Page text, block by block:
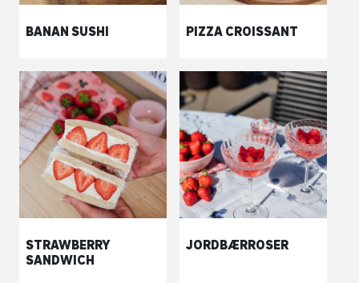
BANAN SUSHI PIZZA CROISSANT
STRAWBERRY
SANDWICH
JORDBÆRROSER